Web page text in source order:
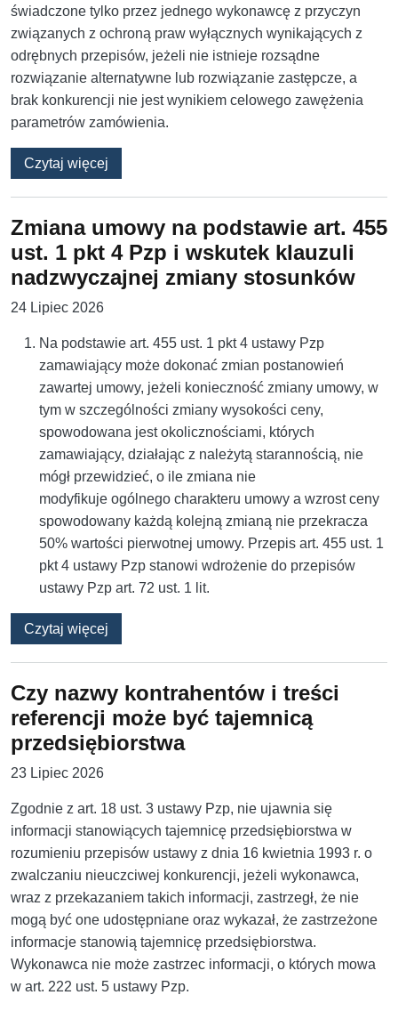
świadczone tylko przez jednego wykonawcę z przyczyn
związanych z ochroną praw wyłącznych wynikających z
odrębnych przepisów, jeżeli nie istnieje rozsądne
rozwiązanie alternatywne lub rozwiązanie zastępcze, a
brak konkurencji nie jest wynikiem celowego zawężenia
parametrów zamówienia.
Czytaj więcej
Zmiana umowy na podstawie art. 455
ust. 1 pkt 4 Pzp i wskutek klauzuli
nadzwyczajnej zmiany stosunków
24 Lipiec 2026
Na podstawie art. 455 ust. 1 pkt 4 ustawy Pzp
zamawiający może dokonać zmian postanowień
zawartej umowy, jeżeli konieczność zmiany umowy, w
tym w szczególności zmiany wysokości ceny,
spowodowana jest okolicznościami, których
zamawiający, działając z należytą starannością, nie
mógł przewidzieć, o ile zmiana nie
modyfikuje ogólnego charakteru umowy a wzrost ceny
spowodowany każdą kolejną zmianą nie przekracza
50% wartości pierwotnej umowy. Przepis art. 455 ust. 1
pkt 4 ustawy Pzp stanowi wdrożenie do przepisów
ustawy Pzp art. 72 ust. 1 lit.
Czytaj więcej
Czy nazwy kontrahentów i treści
referencji może być tajemnicą
przedsiębiorstwa
23 Lipiec 2026
Zgodnie z art. 18 ust. 3 ustawy Pzp, nie ujawnia się
informacji stanowiących tajemnicę przedsiębiorstwa w
rozumieniu przepisów ustawy z dnia 16 kwietnia 1993 r. o
zwalczaniu nieuczciwej konkurencji, jeżeli wykonawca,
wraz z przekazaniem takich informacji, zastrzegł, że nie
mogą być one udostępniane oraz wykazał, że zastrzeżone
informacje stanowią tajemnicę przedsiębiorstwa.
Wykonawca nie może zastrzec informacji, o których mowa
w art. 222 ust. 5 ustawy Pzp.